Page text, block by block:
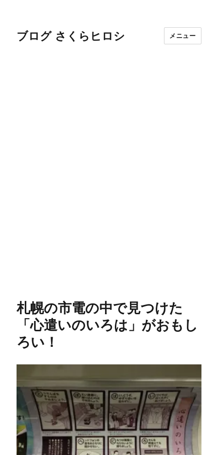
ブログ さくらヒロシ メニュー
札幌の市電の中で見つけた
「心遣いのいろは」がおもし
ろい！